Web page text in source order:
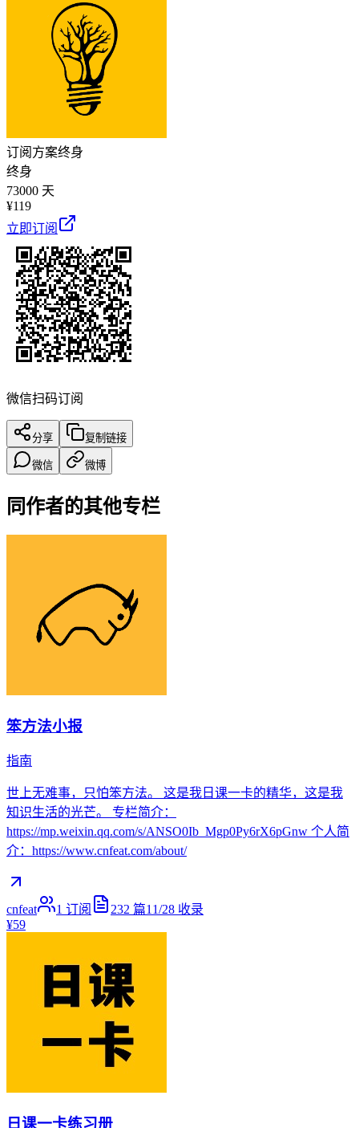
订阅方案终身
终身
73000 天
¥119
立即订阅
微信扫码订阅
分享 复制链接
微信 微博
同作者的其他专栏
笨方法小报
指南
世上无难事，只怕笨方法。 这是我日课一卡的精华，这是我
知识生活的光芒。 专栏简介：
https://mp.weixin.qq.com/s/ANSO0Ib_Mgp0Py6rX6pGnw 个人简
介：https://www.cnfeat.com/about/
cnfeat 1 订阅 232 篇11/28 收录
¥59
日课一卡练习册